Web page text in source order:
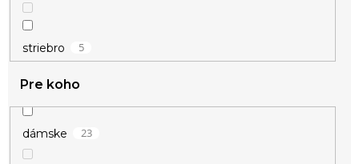
zlatá
žltá
striebro 5
Pre koho
dámske 23